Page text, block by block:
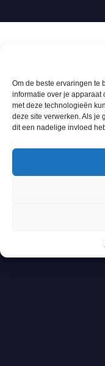
Om de beste ervaringen te
informatie over je apparaat
met deze technologieën
deze site verwerken. Als je
dit een nadelige invloed